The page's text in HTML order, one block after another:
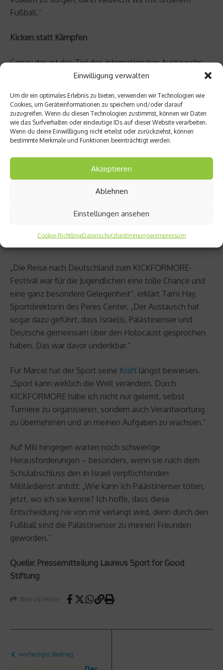
Einwilligung verwalten
Um dir ein optimales Erlebnis zu bieten, verwenden wir Technologien wie
Cookies, um Geräteinformationen zu speichern und/oder darauf
zuzugreifen. Wenn du diesen Technologien zustimmst, können wir Daten
wie das Surfverhalten oder eindeutige IDs auf dieser Website verarbeiten.
Wenn du deine Einwillligung nicht erteilst oder zurückziehst, können
bestimmte Merkmale und Funktionen beeinträchtigt werden.
Akzeptieren
Ablehnen
Einstellungen ansehen
Cookie-RichtlinieDatenschutzbestimmungenImpressum
Fußball.“
Kicken statt Kämpfen
Genau das ist das Ziel des internationalen Austauschs
zwischen den deutschen Jugendlichen des Laureus
israelischen und palästinensischen Teilnehmern an den
Sportprogrammen des Peres Center for Peace. Sich
gegenseitig kennenlernen, Vorurteile abbauen und
Freundschaften knüpfen.
Bereits im Juli reiste eine Delegation des Peres Center
zum KICKFORMORE-Festival nach Stuttgart, das die
Laureus Jugendlichen in Eigenregie auf die Beine gestellt
Workshops, in denen ebenfalls der Fußball im
zwischen verschiedenen Völkern und Religionen.
„Die Reise nach Deutschland zum KICKFORMORE-
Festival war für die Jugendlichen eine tolle Chance und
eine ganz besondere Gelegenheit“, erklärt Tami Hay,
Sportdirektorin des Peres Center. „Der Austausch hat
sogar dazu geführt, dass Israelis, Palästinenser und
Deutsche gemeinsam über den Holocaust gesprochen
haben. Das war davor undenkbar.“
Für Marcel hat der Sport seine Kraft längst bewiesen.
„Sport kann wirklich die Welt verändern. Durch
KICKFORMORE habe ich nicht nur gelernt, selbst
Turniere zu organisieren, sondern auch Verantwortung
zu übernehmen und an meinen Aufgaben zu wachsen.“
Auf Mili hingegen warten noch schwierige
Herausforderungen – besonders, wenn sie nach dem
Schulabschluss den in Israel verpflichtenden
Militärdienst antritt: „Wie kann ich Palästinenser töten,
jetzt, wo ich sie kenne? Ich hoffe, dass diese
Entscheidung nie von mir verlangt wird, denn durch den
Fußball sind die Palästinenser zu meinen Freunden
geworden.“
Quelle: Pressemitteilung Laureus Sport for Good
Stiftung
Beitrag teilen
vorheriger Beitrag